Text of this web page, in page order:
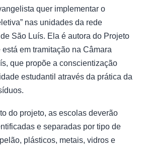
quer implementar o
nas unidades da rede
São Luís. Ela é autora do Projeto
em tramitação na Câmara
que propõe a conscientização
estudantil através da prática da
do projeto, as escolas deverão
e separadas por tipo de
plásticos, metais, vidros e